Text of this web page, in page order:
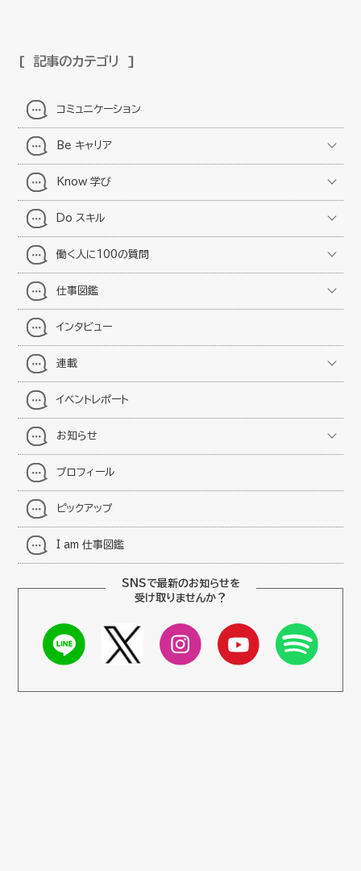
記事のカテゴリ
コミュニケーション
Be キャリア
Know 学び
Do スキル
働く人に100の質問
仕事図鑑
インタビュー
連載
イベントレポート
お知らせ
プロフィール
ピックアップ
I am 仕事図鑑
SNSで最新のお知らせを
受け取りませんか？